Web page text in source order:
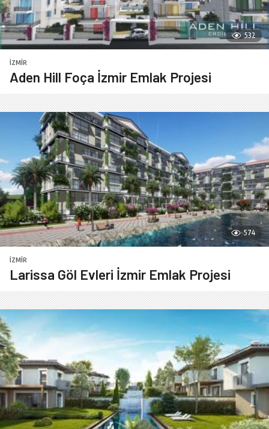
532
İZMIR
Aden Hill Foça İzmir Emlak Projesi
574
İZMIR
Larissa Göl Evleri İzmir Emlak Projesi